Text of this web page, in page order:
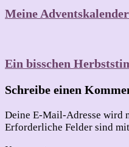
Meine
Ein bisschen
Schreibe einen
Deine E-Mail-Adresse wird
Erforderliche Felder sind mit